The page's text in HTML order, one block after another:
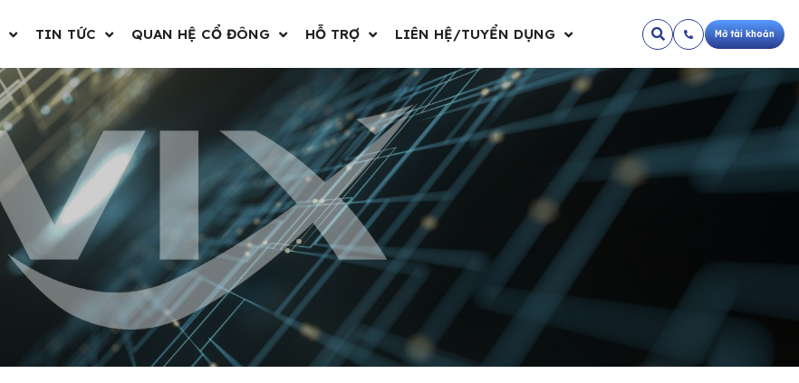
TIN TỨC QUAN HỆ CỔ ĐÔNG HỖ TRỢ LIÊN HỆ/TUYỂN DỤNG Mở tài khoản